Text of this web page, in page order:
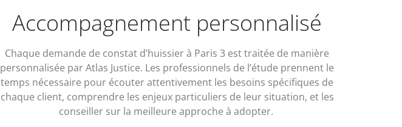
Accompagnement personnalisé
Chaque demande de constat d’huissier à Paris 3 est traitée de manière
personnalisée par Atlas Justice. Les professionnels de l’étude prennent le
temps nécessaire pour écouter attentivement les besoins spécifiques de
chaque client, comprendre les enjeux particuliers de leur situation, et les
conseiller sur la meilleure approche à adopter.